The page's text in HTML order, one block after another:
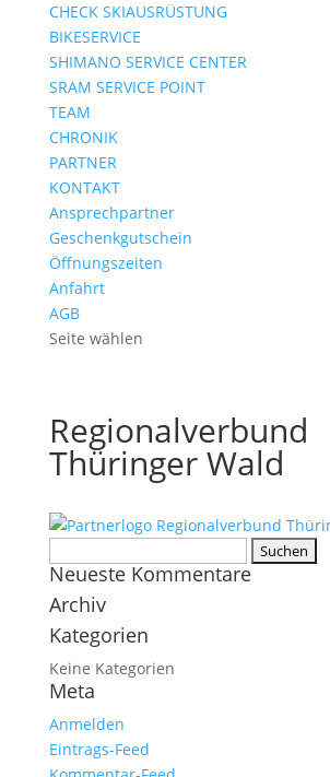
CHECK SKIAUSRÜSTUNG
BIKESERVICE
SHIMANO SERVICE CENTER
SRAM SERVICE POINT
TEAM
CHRONIK
PARTNER
KONTAKT
Ansprechpartner
Geschenkgutschein
Öffnungszeiten
Anfahrt
AGB
Seite wählen
Regionalverbund
Thüringer Wald
nach:
Neueste Kommentare
Archiv
Kategorien
Keine Kategorien
Meta
Anmelden
Eintrags-Feed